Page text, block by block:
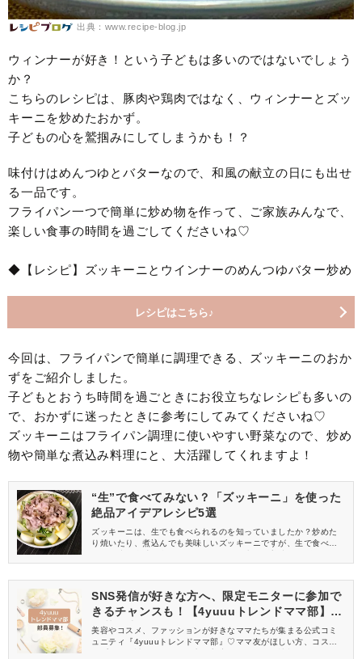
出典：www.recipe-blog.jp
ウィンナーが好き！という子どもは多いのではないでしょう
か？
こちらのレシピは、豚肉や鶏肉ではなく、ウィンナーとズッ
キーニを炒めたおかず。
子どもの心を鷲掴みにしてしまうかも！？
味付けはめんつゆとバターなので、和風の献立の日にも出せ
る一品です。
フライパン一つで簡単に炒め物を作って、ご家族みんなで、
楽しい食事の時間を過ごしてくださいね♡
◆【レシピ】ズッキーニとウインナーのめんつゆバター炒め
レシピはこちら♪
今回は、フライパンで簡単に調理できる、ズッキーニのおか
ずをご紹介しました。
子どもとおうち時間を過ごときにお役立ちなレシピも多いの
で、おかずに迷ったときに参考にしてみてくださいね♡
ズッキーニはフライパン調理に使いやすい野菜なので、炒め
物や簡単な煮込み料理にと、大活躍してくれますよ！
“生”で食べてみない？「ズッキーニ」を使った
絶品アイデアレシピ5選
ズッキーニは、生でも食べられるのを知っていましたか？炒めた
り焼いたり、煮込んでも美味しいズッキーニですが、生で食べる
ニのアイデアレシピを5つご紹介します。
SNS発信が好きな方へ、限定モニターに参加で
きるチャンスも！【4yuuuトレンドママ部】部
員募集中
美容やコスメ、ファッションが好きなママたちが集まる公式コミ
ュニティ『4yuuuトレンドママ部』♡ママ友がほしい方、コスメサ